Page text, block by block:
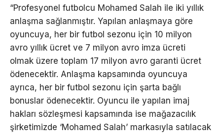
“Profesyonel futbolcu Mohamed Salah ile iki yıllık
anlaşma sağlanmıştır. Yapılan anlaşmaya göre
oyuncuya, her bir futbol sezonu için 10 milyon
avro yıllık ücret ve 7 milyon avro imza ücreti
olmak üzere toplam 17 milyon avro garanti ücret
ödenecektir. Anlaşma kapsamında oyuncuya
ayrıca, her bir futbol sezonu için şarta bağlı
bonuslar ödenecektir. Oyuncu ile yapılan imaj
hakları sözleşmesi kapsamında ise mağazacılık
şirketimizde ‘Mohamed Salah’ markasıyla satılacak